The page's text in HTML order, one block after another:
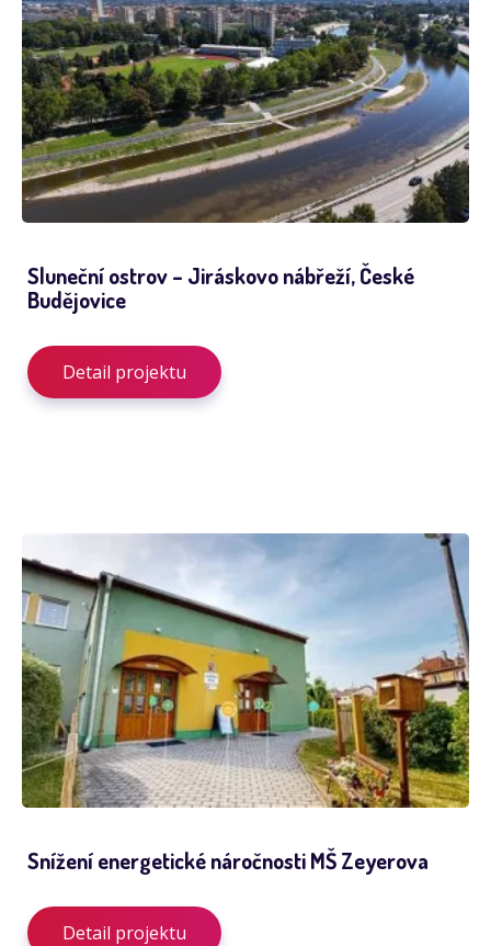
Sluneční ostrov – Jiráskovo nábřeží, České
Budějovice
Detail projektu
Snížení energetické náročnosti MŠ Zeyerova
Detail projektu